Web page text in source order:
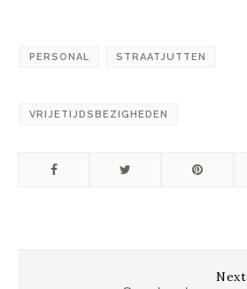
PERSONAL STRAATJUTTEN
VRIJETIJDSBEZIGHEDEN
Next